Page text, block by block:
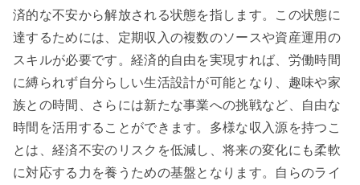
済的な不安から解放される状態を指します。この状態に
達するためには、定期収入の複数のソースや資産運用の
スキルが必要です。経済的自由を実現すれば、労働時間
に縛られず自分らしい生活設計が可能となり、趣味や家
族との時間、さらには新たな事業への挑戦など、自由な
時間を活用することができます。多様な収入源を持つこ
とは、経済不安のリスクを低減し、将来の変化にも柔軟
に対応する力を養うための基盤となります。自らのライ